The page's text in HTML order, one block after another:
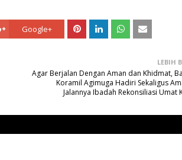
Google+
LEBIH
Agar Berjalan Dengan Aman dan Khidmat,
Koramil Agimuga Hadiri Sekaligus
Jalannya Ibadah Rekonsiliasi Umat